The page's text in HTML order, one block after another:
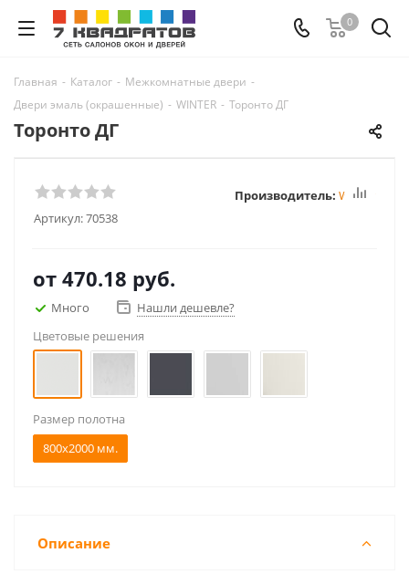
0
Главная - Каталог - Межкомнатные двери -
Двери эмаль (окрашенные) - WINTER - Торонто ДГ
Торонто ДГ
Артикул:70538
Производитель: Winter
от 470.18 руб.
Много
Нашли дешевле?
Цветовые решения
Размер полотна
800x2000 мм.
Описание